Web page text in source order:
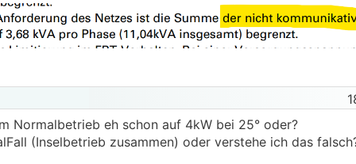
es auf allen 3 Phasen zusammen knapp unter 10kW
3kW zu wenig.
Normalbetrieb eh schon auf 4kW bei 25° oder?
(Inselbetrieb zusammen) oder verstehe ich das